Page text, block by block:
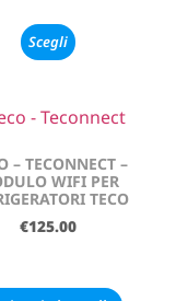
Scegli
– TECONNECT –
WIFI PER
TECO
€125.00